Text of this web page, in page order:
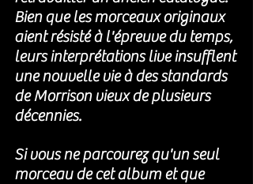
Bien que les morceaux originaux
aient résisté à l'épreuve du temps,
leurs interprétations live insufflent
une nouvelle vie à des standards
de Morrison vieux de plusieurs
décennies.
Si vous ne parcourez qu'un seul
morceau de cet album et que